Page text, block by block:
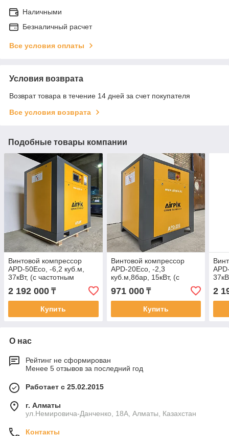
Наличными
Безналичный расчет
Все условия оплаты
Условия возврата
Возврат товара в течение 14 дней за счет покупателя
Все условия возврата
Подобные товары компании
Винтовой компрессор
APD-50Eco, -6,2 куб.м,
37кВт, (с частотным
приводом+двиг.PM) AirPIK
2 192 000 ₸
Купить
Винтовой компрессор
APD-20Eco, -2,3
куб.м,8бар, 15кВт, (с
приводом+двиг.PM) AirPIK
971 000₸
Купить
2
О нас
Рейтинг не сформирован
Менее 5 отзывов за последний год
Работает с 25.02.2015
г. Алматы
ул.Немировича-Данченко, 18А, Алматы, Казахстан
Контакты